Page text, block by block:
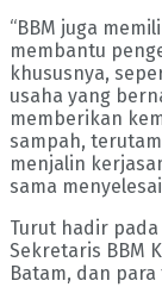
“BBM juga
membantu
khususnya,
usaha yang
memberikan
sampah,
menjalin
sama
Turut hadir
Sekretaris BBM
Batam, dan